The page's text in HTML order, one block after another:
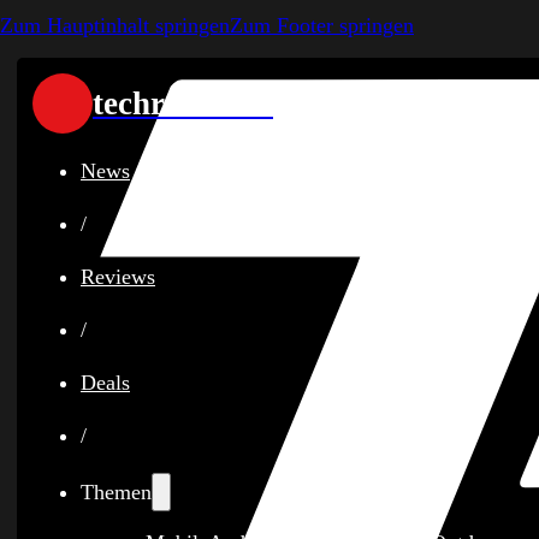
Zum Hauptinhalt springenZum Footer springen
techreviewer
News
/
Reviews
/
Deals
/
Themen